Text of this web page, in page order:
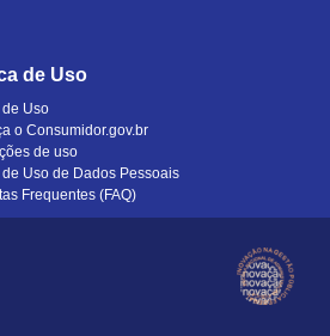
de Uso
Uso
o Consumidor.gov.br
de uso
de Uso de Dados Pessoais
Frequentes (FAQ)